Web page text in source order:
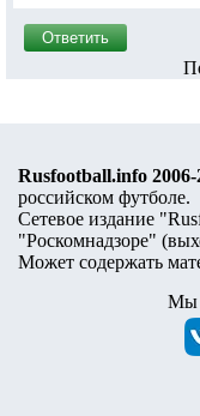
Rusfootball.info
российском футболе.
Сетевое издание
"Роскомнадзоре" (
Может содержать
Мы